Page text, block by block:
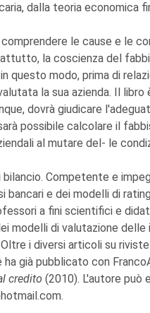
dalla teoria economica
le cause e le
la coscienza del
questo modo, prima di
la sua azienda. Il
dovrà giudicare
possibile calcolare il
al mutare del- le
Competente e
e dei modelli di
a fini scientifici e
modelli di valutazione
i diversi articoli su
già pubblicato con
credito (2010). L'autore